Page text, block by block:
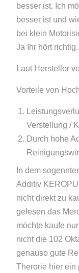
besser ist. Ich
besser ist und
bei klein
Ja Ihr hört richtig.
Laut Hersteller
Vorteile von
Verstellung /
Durch hohe
In dem
Additiv
nicht direkt zu
gelesen das
möchte kaufe
nicht die 102
genauso gute
Therorie hier ein